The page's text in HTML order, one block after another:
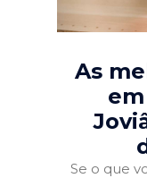
As
Se o que